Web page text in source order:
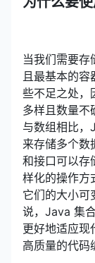
当我们需要存
且最基本的
些不足之处，
多样且数量不
与数组相比，
来存储多个数
和接口可以存
样化的操作方
它们的大小可
说，Java 集
更好地适应现
高质量的代码